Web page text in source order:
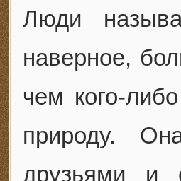
Люди
наверное,
чем кого-
природу.
друзьями и